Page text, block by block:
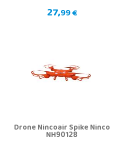
27,99 €
Drone Nincoair Spike Ninco
NH90128